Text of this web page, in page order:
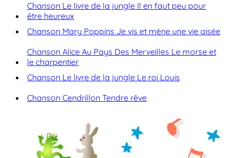
Chanson Le livre de la jungle Il en faut peu pour
être heureux
Chanson Mary Poppins Je vis et mène une vie aisée
Chanson Alice Au Pays Des Merveilles Le morse et
le charpentier
Chanson Le livre de la jungle Le roi Louis
Chanson Cendrillon Tendre rêve